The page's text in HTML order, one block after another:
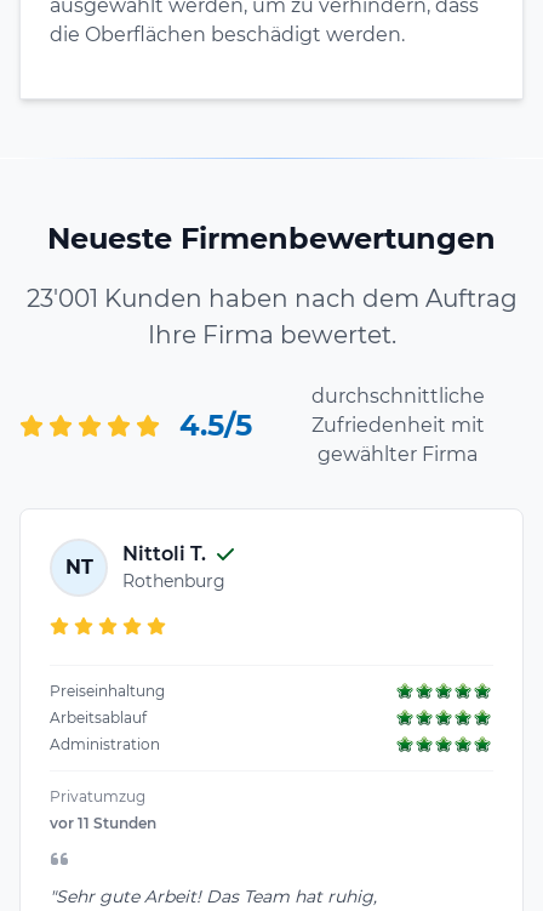
ausgewählt werden, um zu verhindern, dass
die Oberflächen beschädigt werden.
Neueste Firmenbewertungen
23'001 Kunden haben nach dem Auftrag
Ihre Firma bewertet.
4.5/5
durchschnittliche
Zufriedenheit mit
gewählter Firma
NT
Nittoli T.
Rothenburg
Preiseinhaltung
Arbeitsablauf
Administration
Privatumzug
vor 11 Stunden
"Sehr gute Arbeit! Das Team hat ruhig,